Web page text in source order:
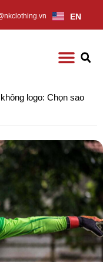
EN
logo: Chọn sao